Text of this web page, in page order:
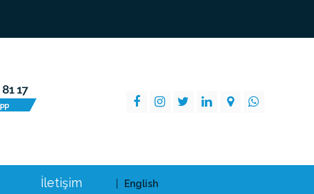
İletişim English